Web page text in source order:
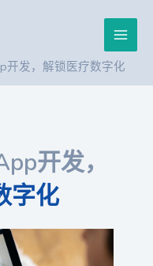
Main
开发，解锁医疗数字化
开发，
字化